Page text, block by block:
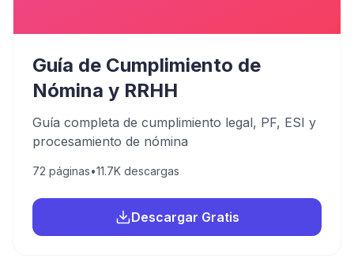
Guía de Cumplimiento de
Nómina y RRHH
Guía completa de cumplimiento legal, PF, ESI y
procesamiento de nómina
72 páginas•11.7K descargas
Descargar Gratis